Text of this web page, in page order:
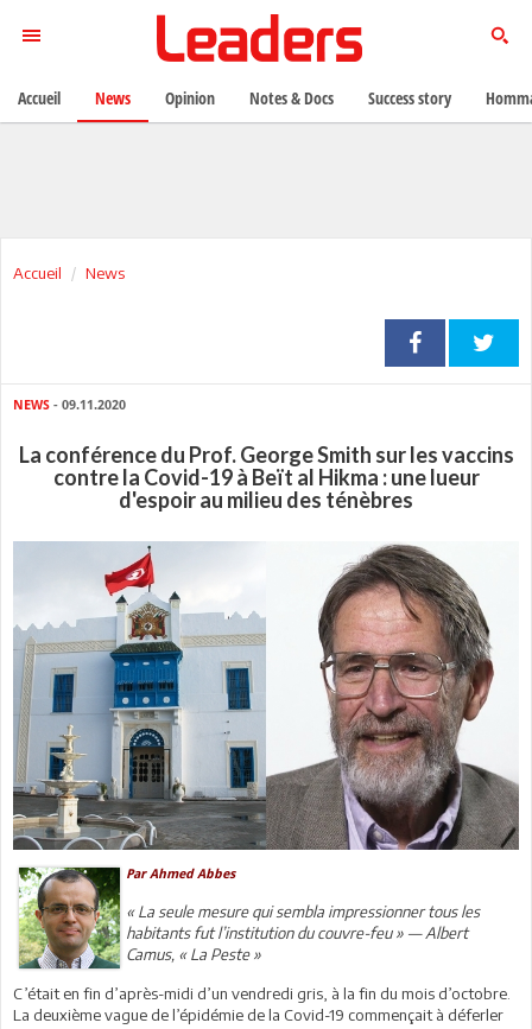
Accueil News
NEWS - 09.11.2020
La conférence du Prof. George Smith sur les vaccins
contre la Covid-19 à Beït al Hikma : une lueur
d'espoir au milieu des ténèbres
Par Ahmed Abbes
« La seule mesure qui sembla impressionner tous les
habitants fut l’institution du couvre-feu » — Albert
Camus, « La Peste »
C’était en fin d’après-midi d’un vendredi gris, à la fin du mois d’octobre.
La deuxième vague de l’épidémie de la Covid-19 commençait à déferler
Accueil News Opinion Notes & Docs Success story